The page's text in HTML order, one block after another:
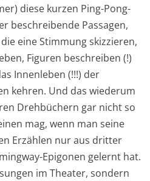
diese kurzen Ping-Pong-
beschreibende Passagen,
eine Stimmung skizzieren,
Figuren beschreiben (!)
Innenleben (!!!) der
kehren. Und das wiederum
Drehbüchern gar nicht so
mag, wenn man seine
Erzählen nur aus dritter
Epigonen gelernt hat.
im Theater, sondern